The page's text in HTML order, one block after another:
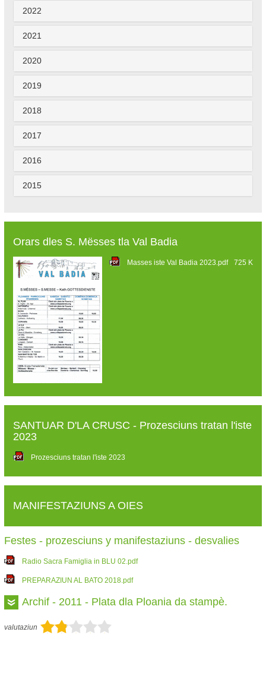
2022
2021
2020
2019
2018
2017
2016
2015
Orars dles S. Mësses tla Val Badia
Masses iste Val Badia 2023.pdf 725 K
SANTUAR D'LA CRUSC - Prozesciuns tratan l'iste
2023
Prozesciuns tratan l'iste 2023
MANIFESTAZIUNS A OIES
Festes - prozesciuns y manifestaziuns - desvalies
Radio Sacra Famiglia in BLU 02.pdf
PREPARAZIUN AL BATO 2018.pdf
Archif - 2011 - Plata dla Ploania da stampè.
valutaziun